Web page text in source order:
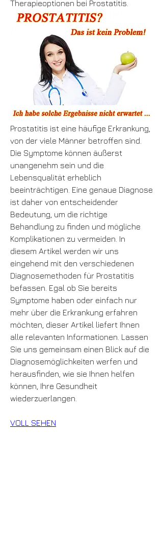
Therapieoptionen bei Prostatitis.
Prostatitis ist eine häufige Erkrankung,
von der viele Männer betroffen sind.
Die Symptome können äußerst
unangenehm sein und die
Lebensqualität erheblich
beeinträchtigen. Eine genaue Diagnose
ist daher von entscheidender
Bedeutung, um die richtige
Behandlung zu finden und mögliche
Komplikationen zu vermeiden. In
diesem Artikel werden wir uns
eingehend mit den verschiedenen
Diagnosemethoden für Prostatitis
befassen. Egal ob Sie bereits
Symptome haben oder einfach nur
mehr über die Erkrankung erfahren
möchten, dieser Artikel liefert Ihnen
alle relevanten Informationen. Lassen
Sie uns gemeinsam einen Blick auf die
Diagnosemöglichkeiten werfen und
herausfinden, wie sie Ihnen helfen
können, Ihre Gesundheit
wiederzuerlangen.
VOLL SEHEN